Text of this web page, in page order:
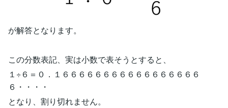
が解答となります。
この分数表記、実は小数で表そうとすると、
１÷６＝０．１６６６６６６６６６６６６６６６６６
６・・・・
となり、割り切れません。